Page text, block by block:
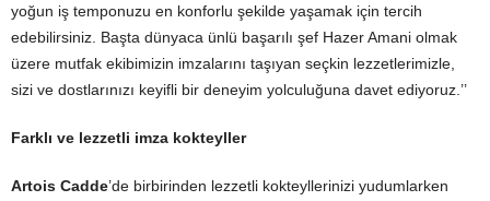
yoğun iş temponuzu en konforlu şekilde yaşamak için tercih
edebilirsiniz. Başta dünyaca ünlü başarılı şef Hazer Amani olmak
üzere mutfak ekibimizin imzalarını taşıyan seçkin lezzetlerimizle,
sizi ve dostlarınızı keyifli bir deneyim yolculuğuna davet ediyoruz.’’
Farklı ve lezzetli imza kokteyller
Artois Cadde’de birbirinden lezzetli kokteyllerinizi yudumlarken